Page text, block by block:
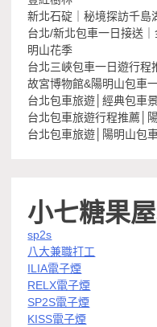
新北石碇｜秘境探訪千島
台北/新北包車一日接送
明山花季
台北三峽包車一日遊行程
故宮博物館&陽明山包車
台北包車旅遊│經典包車
台北包車旅遊行程推薦│
台北包車旅遊│陽明山包
小七糖果
sp2s
八大兼職打工
ILIA電子煙
RELX電子煙
SP2S電子煙
KISS電子煙